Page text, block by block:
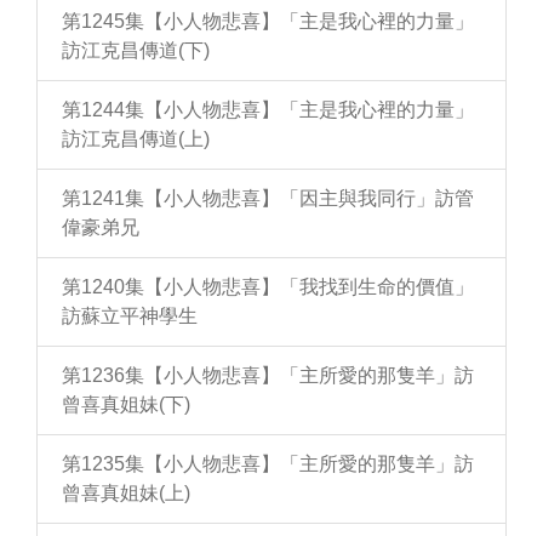
第1245集【小人物悲喜】「主是我心裡的力量」
訪江克昌傳道(下)
第1244集【小人物悲喜】「主是我心裡的力量」
訪江克昌傳道(上)
第1241集【小人物悲喜】「因主與我同行」訪管
偉豪弟兄
第1240集【小人物悲喜】「我找到生命的價值」
訪蘇立平神學生
第1236集【小人物悲喜】「主所愛的那隻羊」訪
曾喜真姐妹(下)
第1235集【小人物悲喜】「主所愛的那隻羊」訪
曾喜真姐妹(上)